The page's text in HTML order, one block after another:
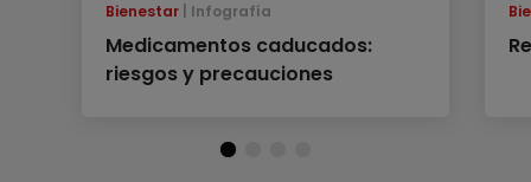
Bienestar Infografía
Medicamentos caducados:
riesgos y precauciones